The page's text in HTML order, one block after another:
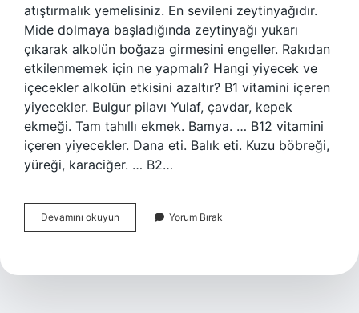
atıştırmalık yemelisiniz. En sevileni zeytinyağıdır.
Mide dolmaya başladığında zeytinyağı yukarı
çıkarak alkolün boğaza girmesini engeller. Rakıdan
etkilenmemek için ne yapmalı? Hangi yiyecek ve
içecekler alkolün etkisini azaltır? B1 vitamini içeren
yiyecekler. Bulgur pilavı Yulaf, çavdar, kepek
ekmeği. Tam tahıllı ekmek. Bamya. … B12 vitamini
içeren yiyecekler. Dana eti. Balık eti. Kuzu böbreği,
yüreği, karaciğer. … B2…
Devamını okuyun
Içmeden
Yapılmalı
Yorum Bırak